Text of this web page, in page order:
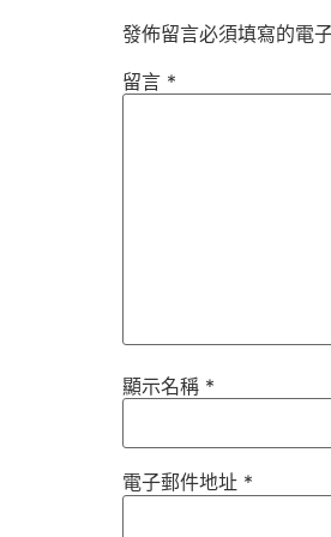
發佈留言必須填寫的電
留言 *
顯示名稱 *
電子郵件地址 *